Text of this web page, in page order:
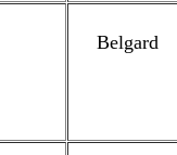
Belgard